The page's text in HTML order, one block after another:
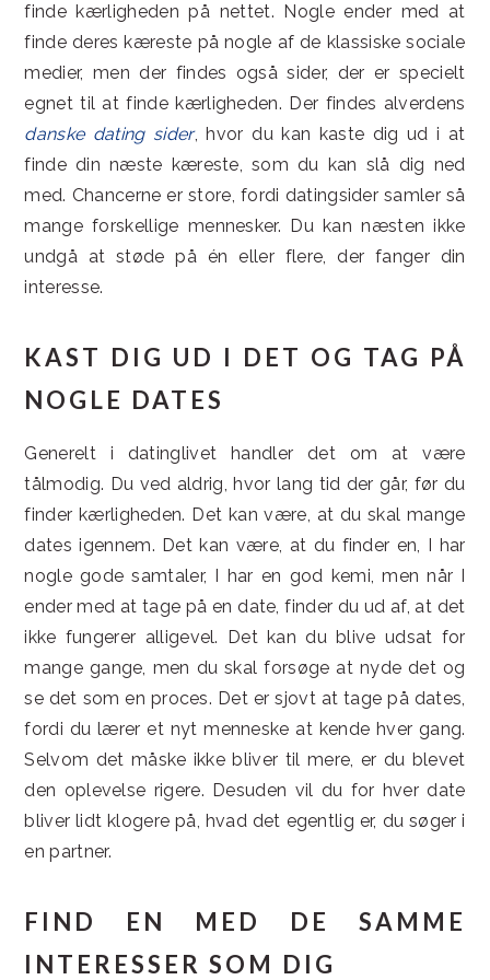
finde kærligheden på nettet. Nogle ender med at
finde deres kæreste på nogle af de klassiske sociale
medier, men der findes også sider, der er specielt
egnet til at finde kærligheden. Der findes alverdens
danske dating sider, hvor du kan kaste dig ud i at
finde din næste kæreste, som du kan slå dig ned
med. Chancerne er store, fordi datingsider samler så
mange forskellige mennesker. Du kan næsten ikke
undgå at støde på én eller flere, der fanger din
interesse.
KAST DIG UD I DET OG TAG PÅ
NOGLE DATES
Generelt i datinglivet handler det om at være
tålmodig. Du ved aldrig, hvor lang tid der går, før du
finder kærligheden. Det kan være, at du skal mange
dates igennem. Det kan være, at du finder en, I har
nogle gode samtaler, I har en god kemi, men når I
ender med at tage på en date, finder du ud af, at det
ikke fungerer alligevel. Det kan du blive udsat for
mange gange, men du skal forsøge at nyde det og
se det som en proces. Det er sjovt at tage på dates,
fordi du lærer et nyt menneske at kende hver gang.
Selvom det måske ikke bliver til mere, er du blevet
den oplevelse rigere. Desuden vil du for hver date
bliver lidt klogere på, hvad det egentlig er, du søger i
en partner.
FIND EN MED DE SAMME
INTERESSER SOM DIG